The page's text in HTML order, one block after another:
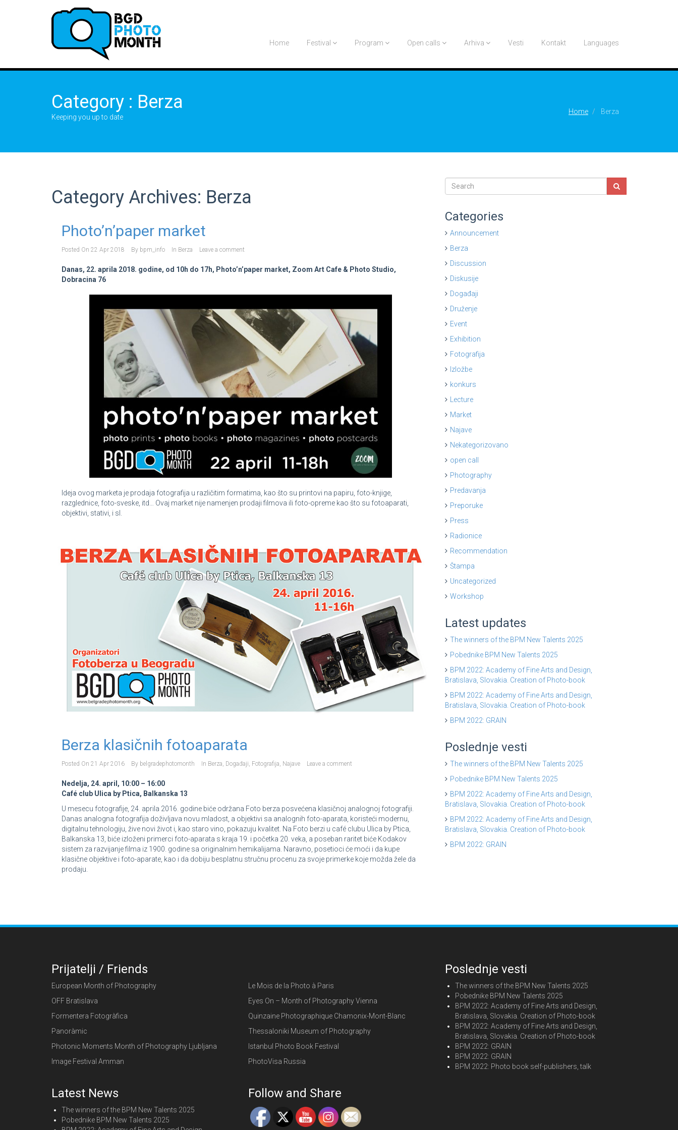
Home Festival Program Open calls Arhiva Vesti Kontakt Languages
Category : Berza
Keeping you up to date
Home Berza
Category Archives: Berza
Photo’n’paper market
Posted On 22 Apr 2018 By bpm_info In Berza Leave a comment
Danas, 22. aprila 2018. godine, od 10h do 17h, Photo’n’paper market, Zoom Art Cafe & Photo Studio,
Dobracina 76
Ideja ovog marketa je prodaja fotografija u različitim formatima, kao što su printovi na papiru, foto-knjige,
razglednice, foto-sveske, itd… Ovaj market nije namenjen prodaji filmova ili foto-opreme kao što su fotoaparati,
objektivi, stativi, i sl.
Berza klasičnih fotoaparata
Posted On 21 Apr 2016 By belgradephotomonth In Berza, Događaji, Fotografija, Najave Leave a comment
Nedelja, 24. april, 10:00 – 16:00
Café club Ulica by Ptica, Balkanska 13
U mesecu fotografije, 24. aprila 2016. godine biće održana Foto berza posvećena klasičnoj analognoj fotografiji.
Danas analogna fotografija doživljava novu mladost, a objektivi sa analognih foto-aparata, koristeći modernu,
digitalnu tehnologiju, žive novi život i, kao staro vino, pokazuju kvalitet. Na Foto berzi u café clubu Ulica by Ptica,
Balkanska 13, biće izloženi primerci foto-aparata s kraja 19. i početka 20. veka, a poseban raritet biće Kodakov
sistem za razvijanje filma iz 1900. godine sa originalnim hemikalijama. Naravno, posetioci će moći i da kupe
klasične objektive i foto-aparate, kao i da dobiju besplatnu stručnu procenu za svoje primerke koje možda žele da
prodaju.
Categories
Announcement
Berza
Discussion
Diskusije
Događaji
Druženje
Event
Exhibition
Fotografija
Izložbe
konkurs
Lecture
Market
Najave
Nekategorizovano
open call
Photography
Predavanja
Preporuke
Press
Radionice
Recommendation
Štampa
Uncategorized
Workshop
Latest updates
The winners of the BPM New Talents 2025
Pobednike BPM New Talents 2025
BPM 2022: Academy of Fine Arts and Design,
Bratislava, Slovakia. Creation of Photo-book
BPM 2022: Academy of Fine Arts and Design,
Bratislava, Slovakia. Creation of Photo-book
BPM 2022: GRAIN
Poslednje vesti
The winners of the BPM New Talents 2025
Pobednike BPM New Talents 2025
BPM 2022: Academy of Fine Arts and Design,
Bratislava, Slovakia. Creation of Photo-book
BPM 2022: Academy of Fine Arts and Design,
Bratislava, Slovakia. Creation of Photo-book
BPM 2022: GRAIN
Prijatelji / Friends
European Month of Photography
OFF Bratislava
Formentera Fotogràfica
Panoràmic
Photonic Moments Month of Photography Ljubljana
Image Festival Amman
Le Mois de la Photo à Paris
Eyes On – Month of Photography Vienna
Quinzaine Photographique Chamonix-Mont-Blanc
Thessaloniki Museum of Photography
Istanbul Photo Book Festival
PhotoVisa Russia
Poslednje vesti
The winners of the BPM New Talents 2025
Pobednike BPM New Talents 2025
BPM 2022: Academy of Fine Arts and Design,
Bratislava, Slovakia. Creation of Photo-book
BPM 2022: Academy of Fine Arts and Design,
Bratislava, Slovakia. Creation of Photo-book
BPM 2022: GRAIN
BPM 2022: GRAIN
BPM 2022: Photo book self-publishers, talk
Latest News
The winners of the BPM New Talents 2025
Pobednike BPM New Talents 2025
Follow and Share